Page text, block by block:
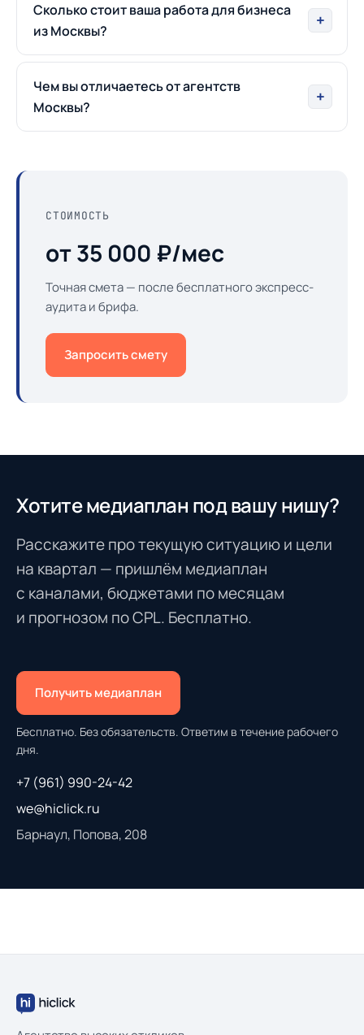
Сколько стоит ваша работа для бизнеса
из Москвы?
Чем вы отличаетесь от агентств
Москвы?
СТОИМОСТЬ
от 35 000 ₽/мес
Точная смета — после бесплатного экспресс-
аудита и брифа.
Запросить смету
Хотите медиаплан под вашу нишу?
Расскажите про текущую ситуацию и цели
на квартал — пришлём медиаплан
с каналами, бюджетами по месяцам
и прогнозом по CPL. Бесплатно.
Получить медиаплан
Бесплатно. Без обязательств. Ответим в течение рабочего
дня.
+7 (961) 990-24-42
we@hiclick.ru
Барнаул, Попова, 208